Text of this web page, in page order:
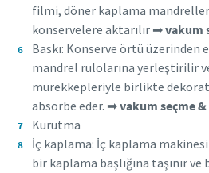
filmi, döner kaplama
konservelere aktarılır ➡vakum
Baskı: Konserve örtü üzerinden
mandrel rulolarına yerleştirilir
mürekkepleriyle birlikte
absorbe eder. ➡vakum seçme
Kurutma
İç kaplama: İç kaplama
bir kaplama başlığına taşınır ve